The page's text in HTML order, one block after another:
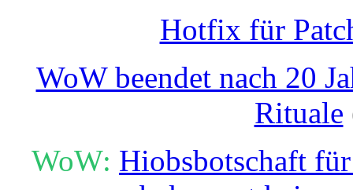
Hotfix für
WoW beendet nach 20
Rituale
WoW: Hiobsbotschaft